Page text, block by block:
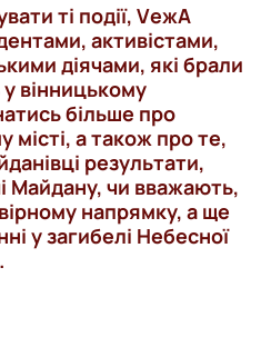
ті події, VежА
активістами,
діячами, які брали
вінницькому
більше про
місті, а також про те,
результати,
Майдану, чи вважають,
напрямку, а ще
у загибелі Небесної